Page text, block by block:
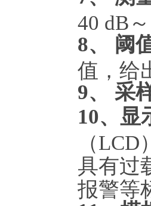
40 dB
8、 阈
值，给
9、 采
10、显
（
具有过
报警等